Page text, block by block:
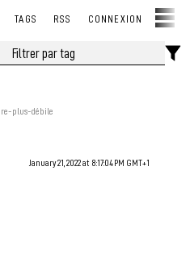
TAGS RSS CONNEXION
plus-débile
January 21, 2022 at 8:17:04 PM GMT+1